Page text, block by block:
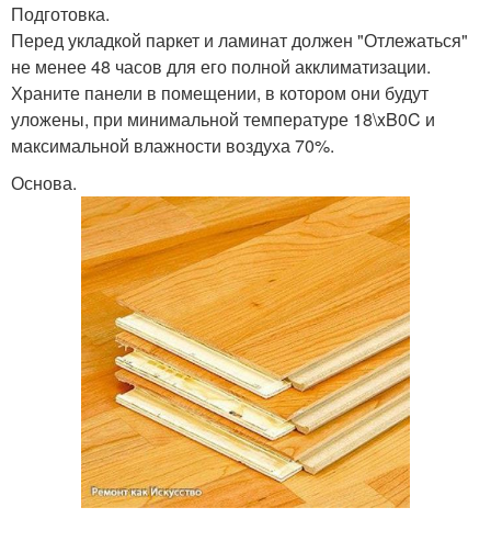
Подготовка.
Перед укладкой паркет и ламинат должен "Отлежаться"
не менее 48 часов для его полной акклиматизации.
Храните панели в помещении, в котором они будут
уложены, при минимальной температуре 18\xB0C и
максимальной влажности воздуха 70%.
Основа.